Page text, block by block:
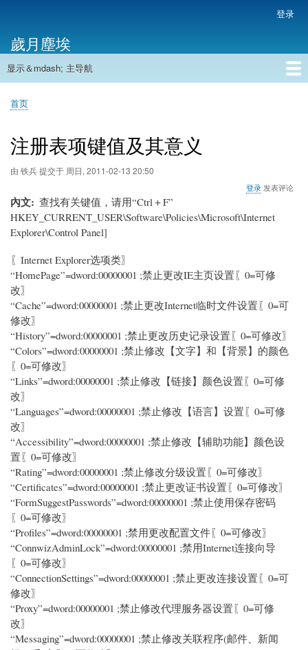
主
内
帐
户
菜
单
登录
歲月塵埃
主
航
显示＆mdash; 主导航
首页
面
屑
首页
注册表项键值及其意义
由 铁兵提交于 周日, 2011-02-13 20:50
登录 发表评论
內文
查找有关键值，请用“Ctrl＋F”
HKEY_CURRENT_USER\Software\Policies\Microsoft\Internet
Explorer\Control Panel]
〖Internet Explorer选项类〗
“HomePage”=dword:00000001 ;禁止更改IE主页设置〖0=可修
改〗
“Cache”=dword:00000001 ;禁止更改Internet临时文件设置〖0=可
修改〗
“History”=dword:00000001 ;禁止更改历史记录设置〖0=可修改〗
“Colors”=dword:00000001 ;禁止修改【文字】和【背景】的颜色
〖0=可修改〗
“Links”=dword:00000001 ;禁止修改【链接】颜色设置〖0=可修
改〗
“Languages”=dword:00000001 ;禁止修改【语言】设置〖0=可修
改〗
“Accessibility”=dword:00000001 ;禁止修改【辅助功能】颜色设
置〖0=可修改〗
“Rating”=dword:00000001 ;禁止修改分级设置〖0=可修改〗
“Certificates”=dword:00000001 ;禁止更改证书设置〖0=可修改〗
“FormSuggestPasswords”=dword:00000001 ;禁止使用保存密码
〖0=可修改〗
“Profiles”=dword:00000001 ;禁用更改配置文件〖0=可修改〗
“ConnwizAdminLock”=dword:00000001 ;禁用Internet连接向导
〖0=可修改〗
“ConnectionSettings”=dword:00000001 ;禁止更改连接设置〖0=可
修改〗
“Proxy”=dword:00000001 ;禁止修改代理服务器设置〖0=可修
改〗
“Messaging”=dword:00000001 ;禁止修改关联程序(邮件、新闻